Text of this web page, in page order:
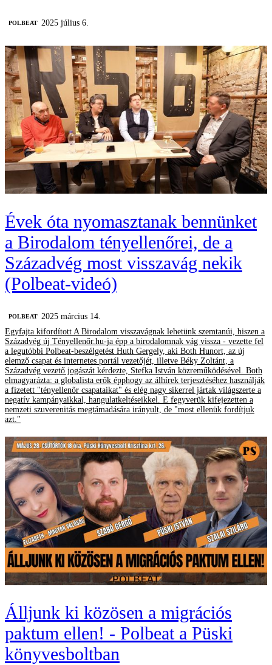
‎POLBEAT 2025 július 6.
Évek óta nyomasztanak bennünket
a Birodalom tényellenőrei, de a
Századvég most visszavág nekik
(Polbeat-videó)
‎POLBEAT 2025 március 14.
Egyfajta kifordított A Birodalom visszavágnak lehetünk szemtanúi, hiszen a
Századvég új Tényellenőr.hu-ja épp a birodalomnak vág vissza - vezette fel
a legutóbbi Polbeat-beszélgetést Huth Gergely, aki Both Hunort, az új
elemző csapat és internetes portál vezetőjét, illetve Béky Zoltánt, a
Századvég vezető jogászát kérdezte, Stefka István közreműködésével. Both
elmagyarázta: a globalista erők épphogy az álhírek terjesztéséhez használják
a fizetett "tényellenőr csapataikat" és elég nagy sikerrel jártak világszerte a
negatív kampányaikkal, hangulatkeltéseikkel. E fegyverük kifejezetten a
nemzeti szuverenitás megtámadására irányult, de "most ellenük fordítjuk
azt."
Álljunk ki közösen a migrációs
paktum ellen! - Polbeat a Püski
könyvesboltban